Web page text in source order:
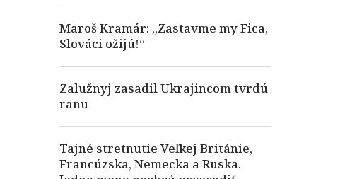
Maroš Kramár: „Zastavme my Fica,
Slováci ožijú!“
Zalužnyj zasadil Ukrajincom tvrdú
ranu
Tajné stretnutie Veľkej Británie,
Francúzska, Nemecka a Ruska.